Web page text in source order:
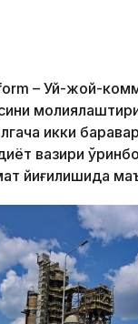
– Уй-жой-
икки
вазири
йиғилишида